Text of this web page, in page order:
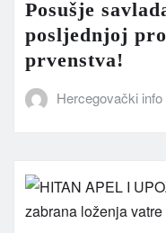
Posušje
posljednjoj
prvenstva!
Hercegovački info